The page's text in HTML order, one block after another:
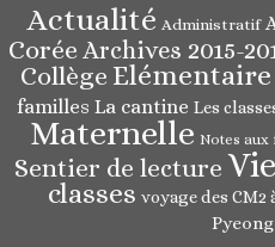
Actualité Administratif
Corée Archives 2015-
Collège Elémentaire
familles La cantine Les
Maternelle Notes aux
Sentier de lecture
classes voyage des CM2